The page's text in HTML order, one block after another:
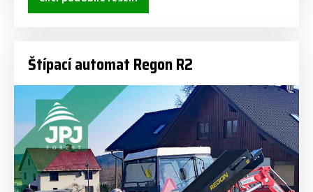
Štípací automat Regon R2